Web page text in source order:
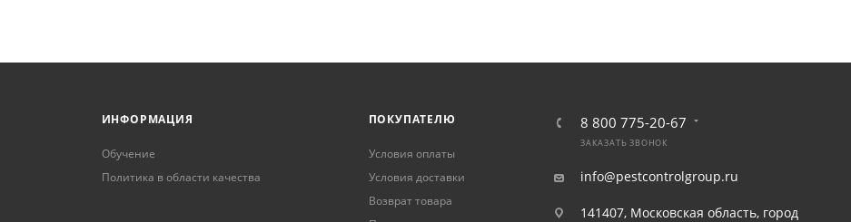
ИНФОРМАЦИЯ
Обучение
Политика в области качества
ПОКУПАТЕЛЮ
Условия оплаты
Условия доставки
Возврат товара
8 800 775-20-67
ЗАКАЗАТЬ ЗВОНОК
info@pestcontrolgroup.ru
141407, Московская область, город